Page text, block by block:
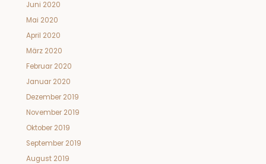
Juni 2020
Mai 2020
April 2020
März 2020
Februar 2020
Januar 2020
Dezember 2019
November 2019
Oktober 2019
September 2019
August 2019